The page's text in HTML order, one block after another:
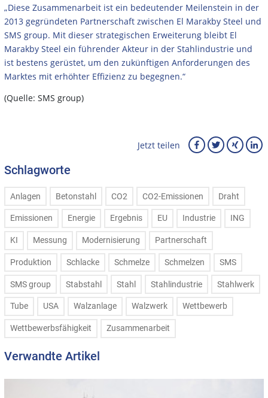
„Diese Zusammenarbeit ist ein bedeutender Meilenstein in der
2013 gegründeten Partnerschaft zwischen El Marakby Steel und
SMS group. Mit dieser strategischen Erweiterung bleibt El
Marakby Steel ein führender Akteur in der Stahlindustrie und
ist bestens gerüstet, um den zukünftigen Anforderungen des
Marktes mit erhöhter Effizienz zu begegnen.“
(Quelle: SMS group)
Jetzt teilen
Schlagworte
Anlagen Betonstahl CO2 CO2-Emissionen Draht
Emissionen Energie Ergebnis EU Industrie ING
KI Messung Modernisierung Partnerschaft
Produktion Schlacke Schmelze Schmelzen SMS
SMS group Stabstahl Stahl Stahlindustrie Stahlwerk
Tube USA Walzanlage Walzwerk Wettbewerb
Wettbewerbsfähigkeit Zusammenarbeit
Verwandte Artikel